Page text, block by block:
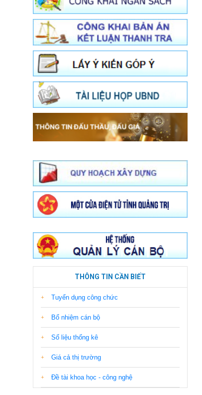
THÔNG TIN CẦN BIẾT
Tuyển dụng công chức
Bổ nhiệm cán bộ
Số liệu thống kê
Giá cả thị trường
Đề tài khoa học - công nghệ